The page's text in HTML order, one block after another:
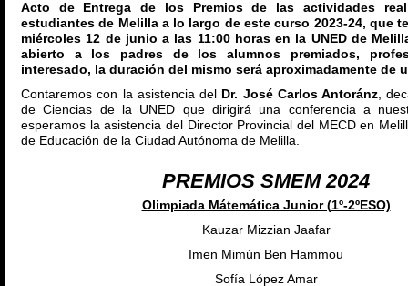
Acto de Entrega de los Premios de las actividades
estudiantes de Melilla a lo largo de este curso 2023-24, que
miércoles 12 de junio a las 11:00 horas en la UNED de
abierto a los padres de los alumnos premiados,
interesado, la duración del mismo será aproximadamente de
Contaremos con la asistencia del
Dr. José Carlos Antoránz,
de Ciencias de la UNED que dirigirá una conferencia a
esperamos la asistencia del Director Provincial del MECD en
de Educación de la Ciudad Autónoma de Melilla.
PREMIOS SMEM 2024
Olimpiada Mátemática Junior (1º-2ºESO)
Kauzar Mizzian Jaafar
Imen Mimún Ben Hammou
Sofía López Amar